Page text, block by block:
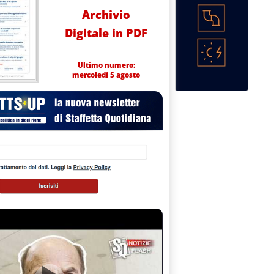
Archivio
Digitale in PDF
Ultimo numero:
mercoledì 5 agosto